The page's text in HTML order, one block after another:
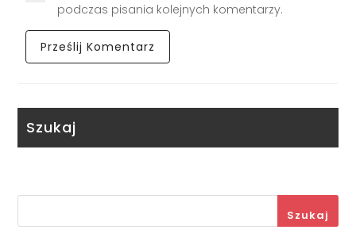
podczas pisania kolejnych komentarzy.
Szukaj
Szukaj